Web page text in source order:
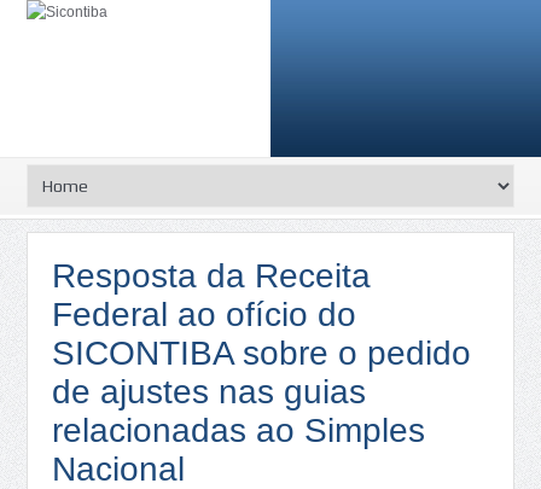
Resposta da Receita
Federal ao ofício do
SICONTIBA sobre o pedido
de ajustes nas guias
relacionadas ao Simples
Nacional